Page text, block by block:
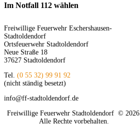
Im Notfall 112 wählen
Freiwillige Feuerwehr Eschershausen-
Stadtoldendorf
Ortsfeuerwehr Stadtoldendorf
Neue Straße 18
37627 Stadtoldendorf
Tel. (0 55 32) 99 91 92
(nicht ständig besetzt)
info@ff-stadtoldendorf.de
Freiwillige Feuerwehr Stadtoldendorf © 2026.
Alle Rechte vorbehalten.